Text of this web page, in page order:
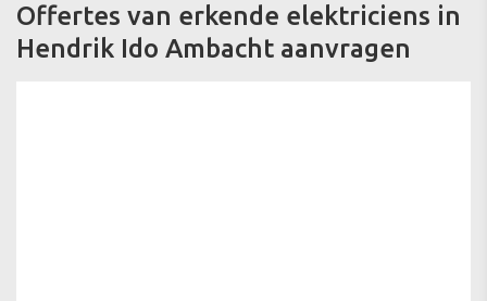
Offertes van erkende elektriciens in
Hendrik Ido Ambacht aanvragen